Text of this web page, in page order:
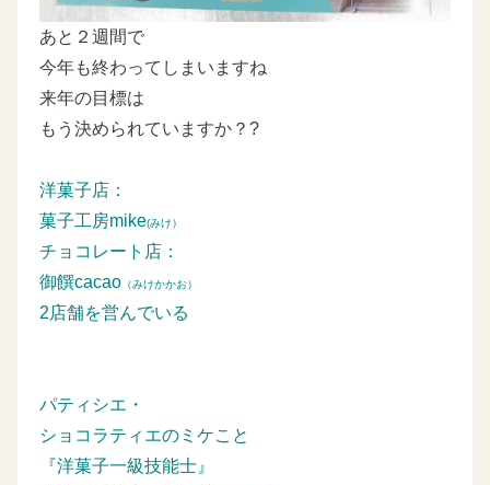
あと２週間で
今年も終わってしまいますね
来年の目標は
もう決められていますか？?
洋菓子店：
菓子工房mike(みけ）
チョコレート店：
御饌cacao （みけかかお）
2店舗を営んでいる
パティシエ・
ショコラティエのミケこと
『洋菓子一級技能士』